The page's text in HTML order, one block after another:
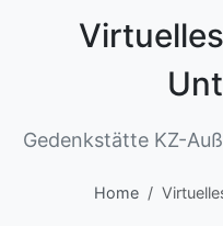
Gedenkstätte KZ-
Home